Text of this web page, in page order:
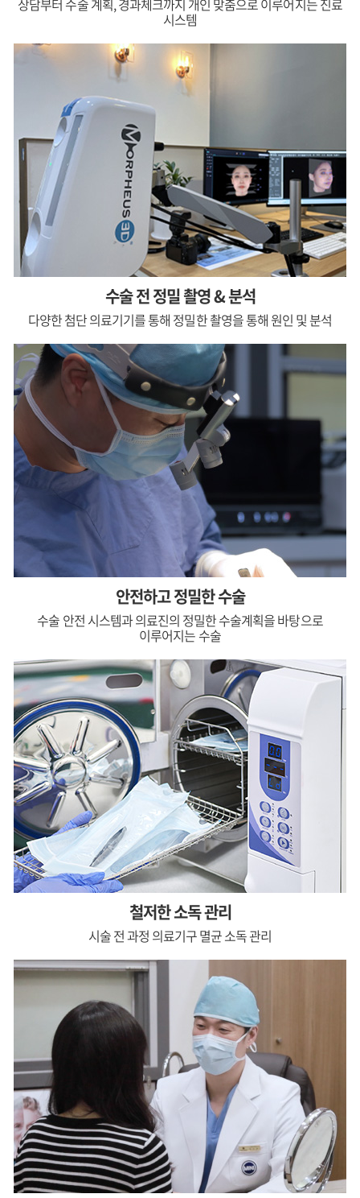
상담부터 수술 계획, 경과체크까지 개인 맞춤으로 이루어지는 진료
시스템
수술 전 정밀 촬영 & 분석
다양한 첨단 의료기기를 통해 정밀한 촬영을 통해 원인 및 분석
안전하고 정밀한 수술
수술 안전 시스템과 의료진의 정밀한 수술계획을 바탕으로
이루어지는 수술
철저한 소독 관리
시술 전 과정 의료기구멸균 소독 관리